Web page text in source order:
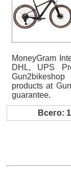
MoneyGram
DHL, UPS
products at
guarantee.
Всего: